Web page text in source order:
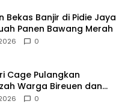
Bekas Banjir di Pidie Jaya
Panen Bawang Merah
0
Cage Pulangkan
Warga Bireuen dan
dari Malaysia
0